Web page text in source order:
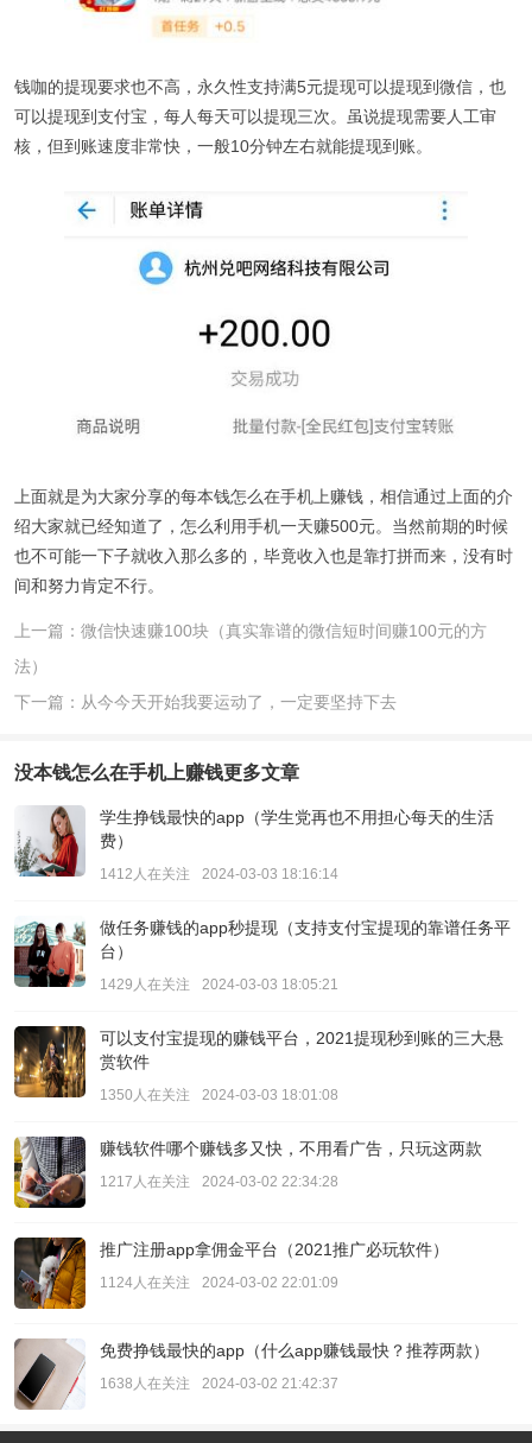
钱咖的提现要求也不高，永久性支持满5元提现可以提现到微信，也
可以提现到支付宝，每人每天可以提现三次。虽说提现需要人工审
核，但到账速度非常快，一般10分钟左右就能提现到账。
上面就是为大家分享的每本钱怎么在手机上赚钱，相信通过上面的介
绍大家就已经知道了，怎么利用手机一天赚500元。当然前期的时候
也不可能一下子就收入那么多的，毕竟收入也是靠打拼而来，没有时
间和努力肯定不行。
上一篇：微信快速赚100块（真实靠谱的微信短时间赚100元的方
法）
下一篇：从今今天开始我要运动了，一定要坚持下去
没本钱怎么在手机上赚钱更多文章
学生挣钱最快的app（学生党再也不用担心每天的生活
费）
1412人在关注 2024-03-03 18:16:14
做任务赚钱的app秒提现（支持支付宝提现的靠谱任务平
台）
1429人在关注 2024-03-03 18:05:21
可以支付宝提现的赚钱平台，2021提现秒到账的三大悬
赏软件
1350人在关注 2024-03-03 18:01:08
赚钱软件哪个赚钱多又快，不用看广告，只玩这两款
1217人在关注 2024-03-02 22:34:28
推广注册app拿佣金平台（2021推广必玩软件）
1124人在关注 2024-03-02 22:01:09
免费挣钱最快的app（什么app赚钱最快？推荐两款）
1638人在关注 2024-03-02 21:42:37